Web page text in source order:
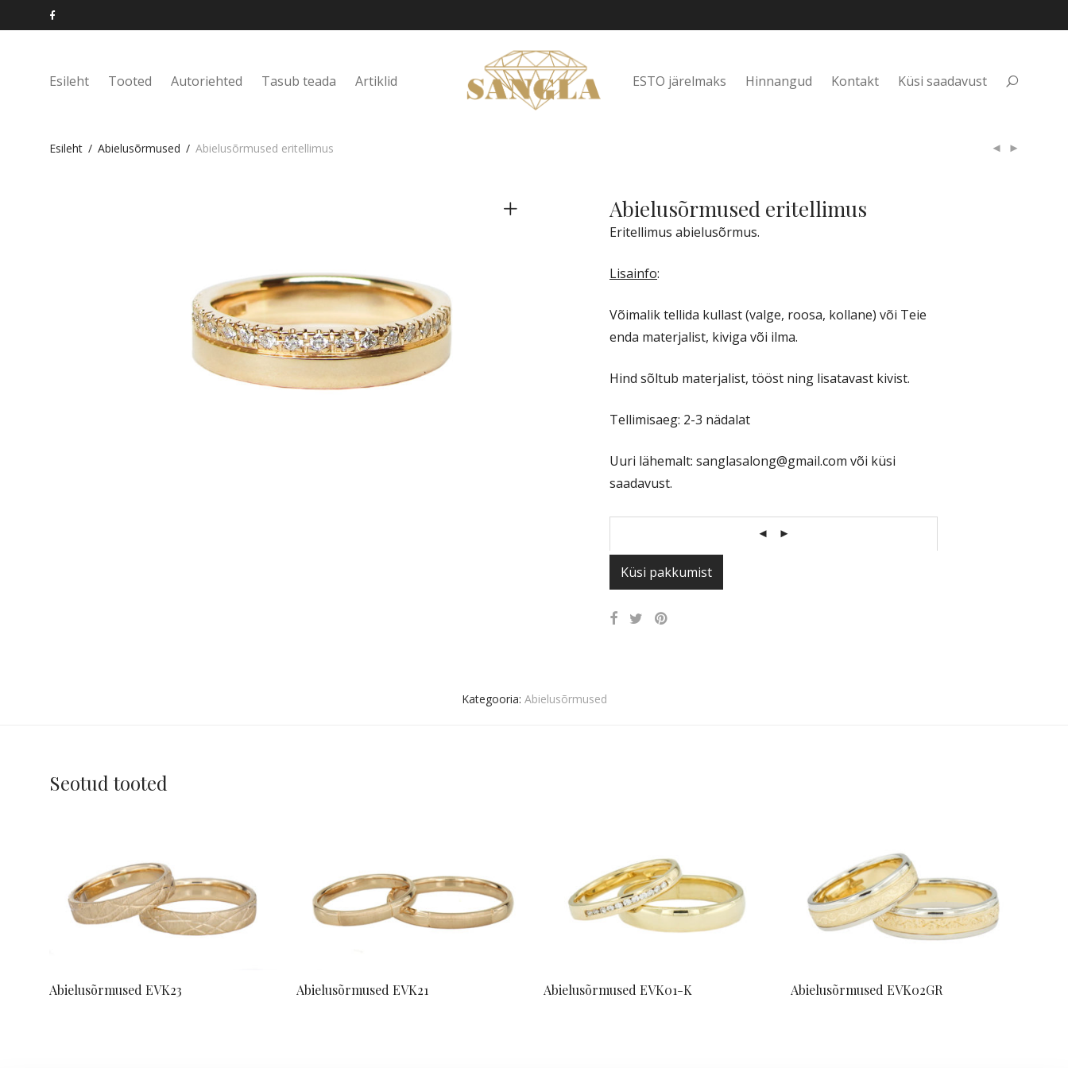
Esileht Tooted Autoriehted Tasub teada Artiklid ESTO järelmaks Hinnangud Kontakt Küsi saadavust
Esileht / Abielusõrmused / Abielusõrmused eritellimus
Abielusõrmused eritellimus
Eritellimus abielusõrmus.
Lisainfo:
Võimalik tellida kullast (valge, roosa, kollane) või Teie
enda materjalist, kiviga või ilma.
Hind sõltub materjalist, tööst ning lisatavast kivist.
Tellimisaeg: 2-3 nädalat
Uuri lähemalt: sanglasalong@gmail.com või küsi
saadavust.
Küsi pakkumist
Kategooria: Abielusõrmused
Seotud tooted
Abielusõrmused EVK23 Abielusõrmused EVK21 Abielusõrmused EVK01-K Abielusõrmused EVK02GR